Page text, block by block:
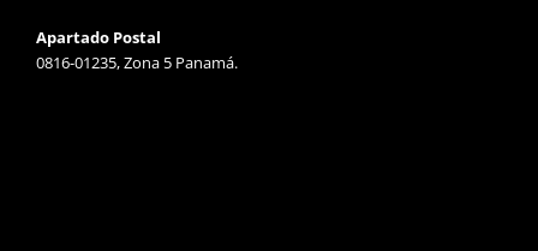
Apartado Postal
0816-01235, Zona 5 Panamá.